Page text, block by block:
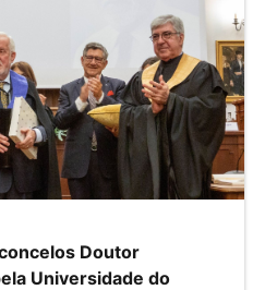
Doutor
Universidade do